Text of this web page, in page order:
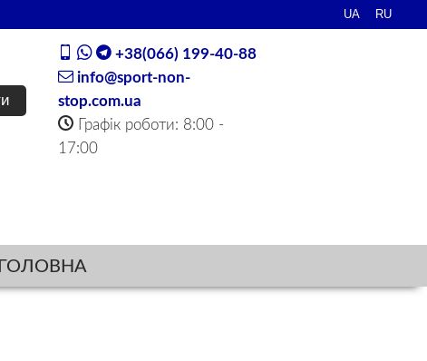
+38(066) 199-40-88
info@sport-non-
stop.com.ua
Графік роботи: 8:00 -
17:00
ГОЛОВНА